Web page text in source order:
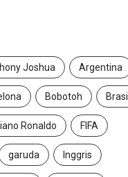
Joshua Argentina
Bobotoh Brasil
Ronaldo FIFA
garuda Inggris